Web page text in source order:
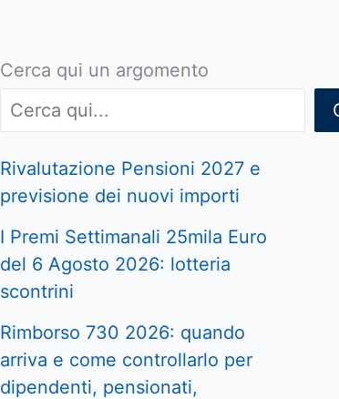
Cerca qui un argomento
Rivalutazione Pensioni 2027 e
previsione dei nuovi importi
I Premi Settimanali 25mila Euro
del 6 Agosto 2026: lotteria
scontrini
Rimborso 730 2026: quando
arriva e come controllarlo per
dipendenti, pensionati,